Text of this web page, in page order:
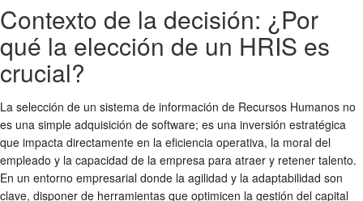
Contexto de la decisión: ¿Por
qué la elección de un HRIS es
crucial?
La selección de un sistema de información de Recursos Humanos no
es una simple adquisición de software; es una inversión estratégica
que impacta directamente en la eficiencia operativa, la moral del
empleado y la capacidad de la empresa para atraer y retener talento.
En un entorno empresarial donde la agilidad y la adaptabilidad son
clave, disponer de herramientas que optimicen la gestión del capital